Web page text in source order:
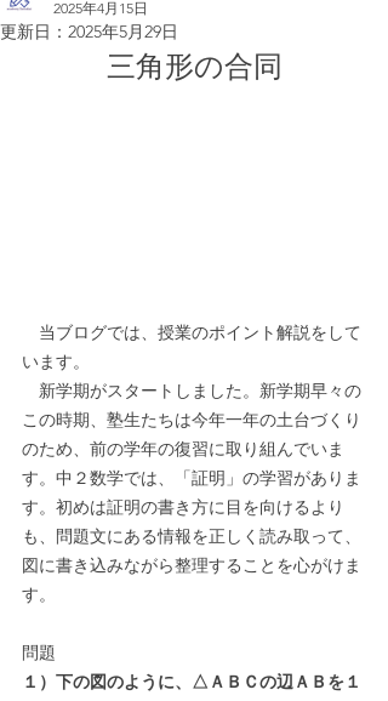
2025年4月15日
更新日： 2025年5月29日
三角形の合同
当ブログでは、授業のポイント解説をして
います。
新学期がスタートしました。新学期早々の
この時期、塾生たちは今年一年の土台づくり
のため、前の学年の復習に取り組んでいま
す。中２数学では、「証明」の学習がありま
す。初めは証明の書き方に目を向けるより
も、問題文にある情報を正しく読み取って、
図に書き込みながら整理することを心がけま
す。
問題
１）下の図のように、△ＡＢＣの辺ＡＢを１